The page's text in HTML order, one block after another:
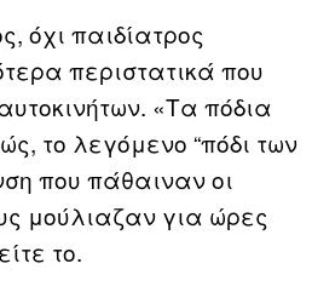
όχι παιδίατρος
περιστατικά που
«Τα πόδια
το λεγόμενο “πόδι των
που πάθαιναν οι
μούλιαζαν για ώρες
το.